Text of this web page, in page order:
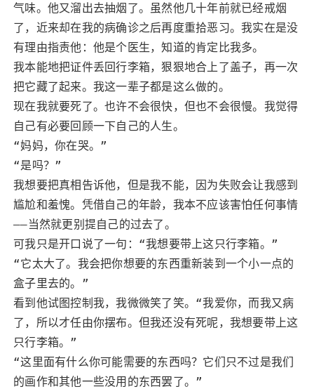
气味。他又溜出去抽烟了。虽然他几十年前就已经戒烟
了，近来却在我的病确诊之后再度重拾恶习。我实在是没
有理由指责他：他是个医生，知道的肯定比我多。
我本能地把证件丢回行李箱，狠狠地合上了盖子，再一次
把它藏了起来。我这一辈子都是这么做的。
现在我就要死了。也许不会很快，但也不会很慢。我觉得
自己有必要回顾一下自己的人生。
“妈妈，你在哭。”
“是吗？”
我想要把真相告诉他，但是我不能，因为失败会让我感到
尴尬和羞愧。凭借自己的年龄，我本不应该害怕任何事情
——当然就更别提自己的过去了。
可我只是开口说了一句：“我想要带上这只行李箱。”
“它太大了。我会把你想要的东西重新装到一个小一点的
盒子里去的。”
看到他试图控制我，我微微笑了笑。“我爱你，而我又病
了，所以才任由你摆布。但我还没有死呢，我想要带上这
只行李箱。”
“这里面有什么你可能需要的东西吗？它们只不过是我们
的画作和其他一些没用的东西罢了。”